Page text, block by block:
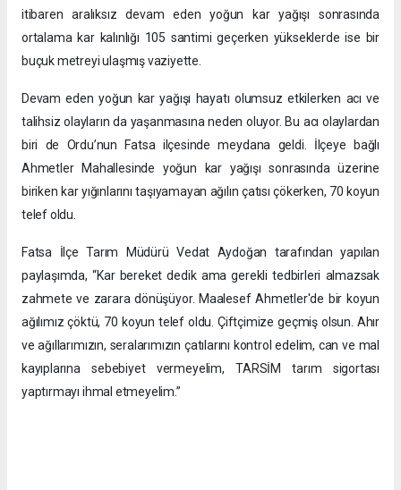
itibaren aralıksız devam eden yoğun kar yağışı sonrasında
ortalama kar kalınlığı 105 santimi geçerken yükseklerde ise bir
buçuk metreyi ulaşmış vaziyette.
Devam eden yoğun kar yağışı hayatı olumsuz etkilerken acı ve
talihsiz olayların da yaşanmasına neden oluyor. Bu acı olaylardan
biri de Ordu’nun Fatsa ilçesinde meydana geldi. İlçeye bağlı
Ahmetler Mahallesinde yoğun kar yağışı sonrasında üzerine
biriken kar yığınlarını taşıyamayan ağılın çatısı çökerken, 70 koyun
telef oldu.
Fatsa İlçe Tarım Müdürü Vedat Aydoğan tarafından yapılan
paylaşımda, “Kar bereket dedik ama gerekli tedbirleri almazsak
zahmete ve zarara dönüşüyor. Maalesef Ahmetler'de bir koyun
ağılımız çöktü, 70 koyun telef oldu. Çiftçimize geçmiş olsun. Ahır
ve ağıllarımızın, seralarımızın çatılarını kontrol edelim, can ve mal
kayıplarına sebebiyet vermeyelim, TARSİM tarım sigortası
yaptırmayı ihmal etmeyelim.”